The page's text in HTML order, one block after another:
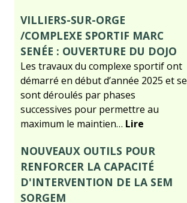
VILLIERS-SUR-ORGE
/COMPLEXE SPORTIF MARC
SENÉE : OUVERTURE DU DOJO
Les travaux du complexe sportif ont
démarré en début d’année 2025 et se
sont déroulés par phases
successives pour permettre au
maximum le maintien… Lire
NOUVEAUX OUTILS POUR
RENFORCER LA CAPACITÉ
D'INTERVENTION DE LA SEM
SORGEM